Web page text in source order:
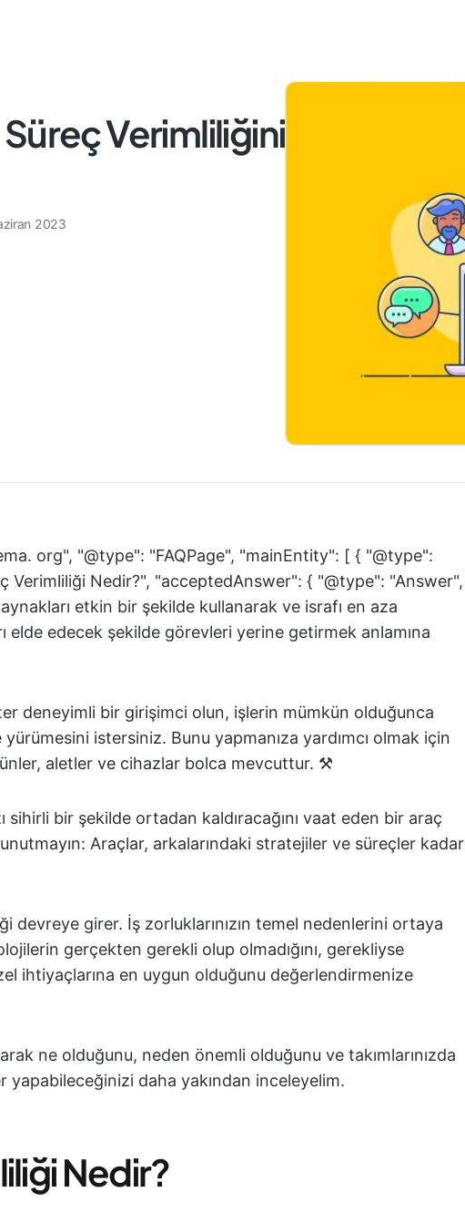
Süreç Verimliliğini
2023
org", "@type": "FAQPage", "mainEntity": [ { "@type":
Verimliliği Nedir?", "acceptedAnswer": { "@type": "Answer",
etkin bir şekilde kullanarak ve israfı en aza
elde edecek şekilde görevleri yerine getirmek anlamına
deneyimli bir girişimci olun, işlerin mümkün olduğunca
istersiniz. Bunu yapmanıza yardımcı olmak için
aletler ve cihazlar bolca mevcuttur. ⚒️
sihirli bir şekilde ortadan kaldıracağını vaat eden bir araç
Araçlar, arkalarındaki stratejiler ve süreçler kadar
devreye girer. İş zorluklarınızın temel nedenlerini ortaya
gerçekten gerekli olup olmadığını, gerekliyse
ihtiyaçlarına en uygun olduğunu değerlendirmenize
ne olduğunu, neden önemli olduğunu ve takımlarınızda
yapabileceğinizi daha yakından inceleyelim.
Nedir?